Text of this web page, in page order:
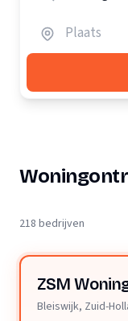
218 bedrijven
ZSM
Bleiswijk, Zuid-